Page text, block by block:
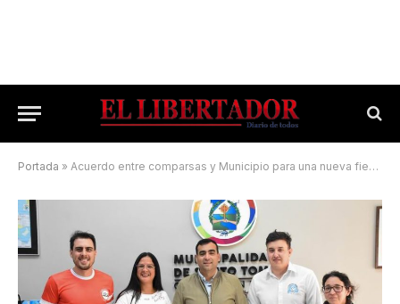
Portada » Acuerdo entre comparsas y Municipio para una nueva fiesta del Rey Momo